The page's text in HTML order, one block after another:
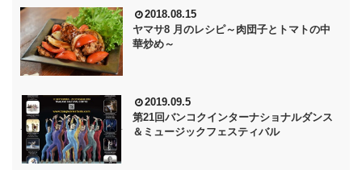
2018.08.15
ヤマサ8 月のレシピ～肉団子とトマトの中
華炒め～
2019.09.5
第21回バンコクインターナショナルダンス
＆ミュージックフェスティバル